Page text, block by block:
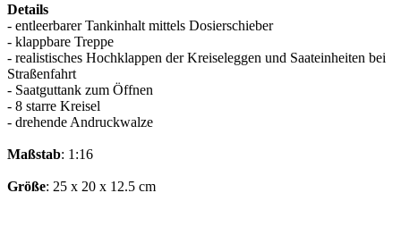
Details
- entleerbarer Tankinhalt mittels Dosierschieber
- klappbare Treppe
- realistisches Hochklappen der Kreiseleggen und Saateinheiten bei
Straßenfahrt
- Saatguttank zum Öffnen
- 8 starre Kreisel
- drehende Andruckwalze
Maßstab: 1:16
Größe: 25 x 20 x 12.5 cm